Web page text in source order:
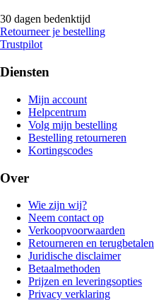
30 dagen bedenktijd
Retourneer je bestelling
Trustpilot
Diensten
Mijn account
Helpcentrum
Volg mijn bestelling
Bestelling retourneren
Kortingscodes
Over
Wie zijn wij?
Neem contact op
Verkoopvoorwaarden
Retourneren en terugbetalen
Juridische disclaimer
Betaalmethoden
Prijzen en leveringsopties
Privacy verklaring